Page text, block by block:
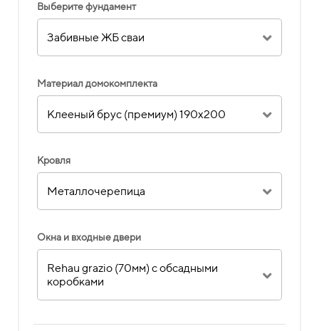
Выберите фундамент
Забивные ЖБ сваи
Материал домокомплекта
Клееный брус (премиум) 190х200
Кровля
Металлочерепица
Окна и входные двери
Rehau grazio (70мм) с обсадными
коробками